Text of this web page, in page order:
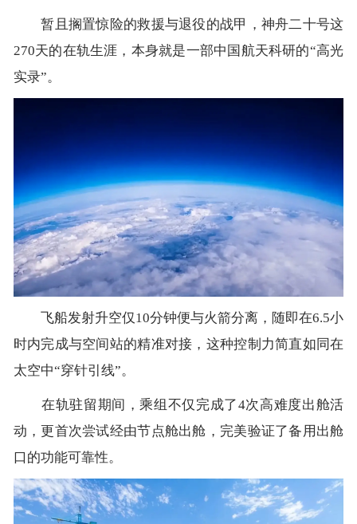
暂且搁置惊险的救援与退役的战甲，神舟二十号这
270天的在轨生涯，本身就是一部中国航天科研的“高光
实录”。
飞船发射升空仅10分钟便与火箭分离，随即在6.5小
时内完成与空间站的精准对接，这种控制力简直如同在
太空中“穿针引线”。
在轨驻留期间，乘组不仅完成了4次高难度出舱活
动，更首次尝试经由节点舱出舱，完美验证了备用出舱
口的功能可靠性。